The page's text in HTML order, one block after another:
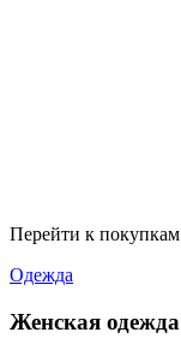
Перейти к покупкам
Одежда
Женская одежда